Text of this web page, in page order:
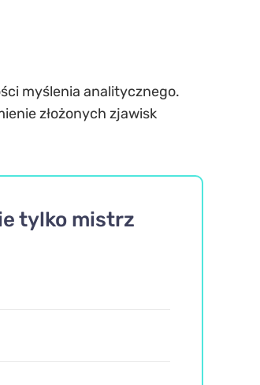
myślenia analitycznego.
złożonych zjawisk
tylko mistrz